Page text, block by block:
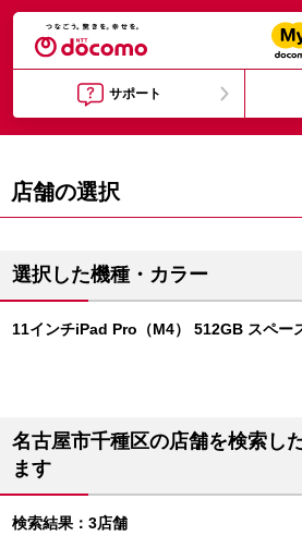
サポート
店舗の選択
選択した機種・カラー
11インチiPad Pro（M4） 512GB スペー
名古屋市千種区の店舗を検索し
ます
検索結果：3店舗